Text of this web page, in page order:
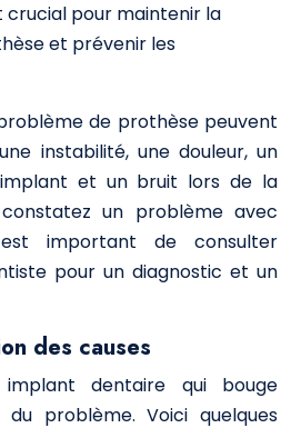
crucial pour maintenir la
et prévenir les
de prothèse peuvent
instabilité, une douleur, un
et un bruit lors de la
un problème avec
important de consulter
pour un diagnostic et un
des causes
dentaire qui bouge
problème. Voici quelques